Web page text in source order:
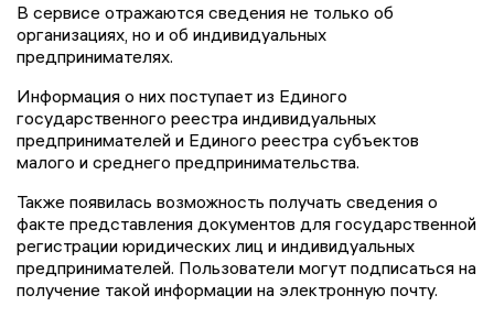
В сервисе отражаются сведения не только об
организациях, но и об индивидуальных
предпринимателях.
Информация о них поступает из Единого
государственного реестра индивидуальных
предпринимателей и Единого реестра субъектов
малого и среднего предпринимательства.
Также появилась возможность получать сведения о
факте представления документов для государственной
регистрации юридических лиц и индивидуальных
предпринимателей. Пользователи могут подписаться на
получение такой информации на электронную почту.